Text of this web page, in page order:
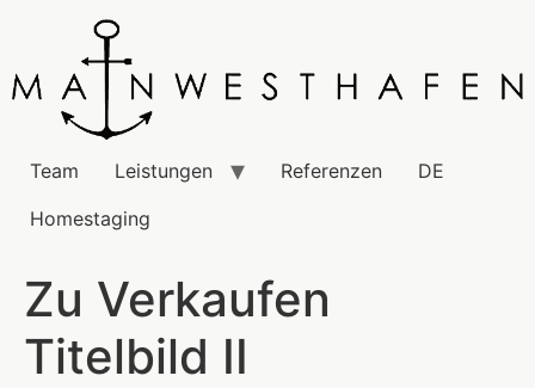
Team Leistungen Referenzen
DE
Homestaging
Zu Verkaufen
Titelbild II